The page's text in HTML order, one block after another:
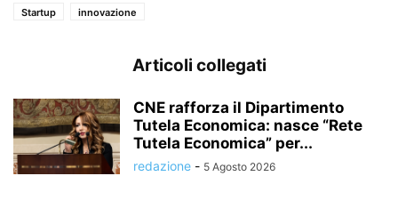
Startup
innovazione
Articoli collegati
CNE rafforza il Dipartimento
Tutela Economica: nasce “Rete
Tutela Economica” per...
redazione - 5 Agosto 2026